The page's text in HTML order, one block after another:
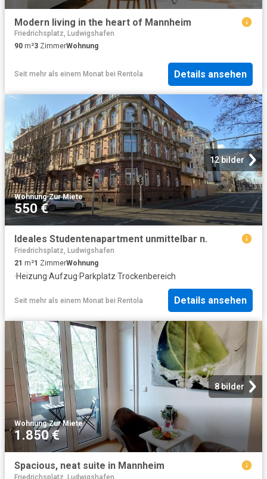
Modern living in the heart of Mannheim
Friedrichsplatz, Ludwigshafen
90 m²3 ZimmerWohnung
Seit mehr als einem Monat bei Rentola Details ansehen
12 bilder
Wohnung·Zur Miete
550 €
Ideales Studentenapartment unmittelbar n.
Friedrichsplatz, Ludwigshafen
21 m²1 ZimmerWohnung
·Heizung·Aufzug·Parkplatz·Trockenbereich
Seit mehr als einem Monat bei Rentola Details ansehen
8 bilder
Wohnung·Zur Miete
1.850 €
Spacious, neat suite in Mannheim
Friedrichsplatz, Ludwigshafen